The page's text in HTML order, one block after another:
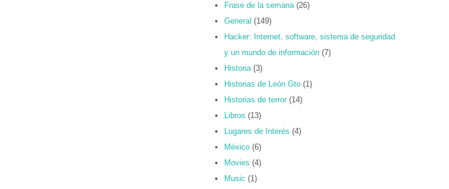
Frase de la semana(26)
General (149)
Hacker: Internet, software, sistema de seguridad
y un mundo de información (7)
Historia(3)
Historias de León Gto (1)
Historias de terror (14)
Libros (13)
Lugares de Interés (4)
México (6)
Movies (4)
Music (1)